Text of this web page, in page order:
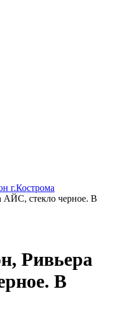
г.Кострома
стекло черное. В
Ривьера
В